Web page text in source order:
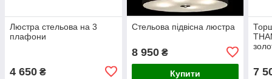
Люстра стельова на 3
плафони
4 650 ₴
Стельова підвісна люстра
8 950₴
Купити 7